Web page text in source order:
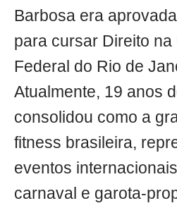
Barbosa era
para cursar Direito
Federal do Rio de
Atualmente, 19 anos
consolidou como a
fitness brasileira,
eventos
carnaval e garota-